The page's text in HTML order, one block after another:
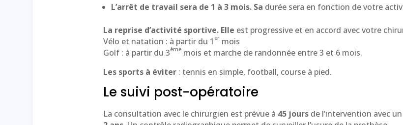
L’arrêt de travail sera de 1 à 3 mois. Sa durée sera en fonction de votre
La reprise d’activité sportive. Elle est progressive et en accord avec votre
Vélo et natation : à partir du 1 er mois
Golf : à partir du 3ème mois et marche de randonnée entre 3 et 6 mois.
Les sports à éviter : tennis en simple, football, course à pied.
Le suivi post-opératoire
La consultation avec le chirurgien est prévue à 45 jours de l’intervention avec